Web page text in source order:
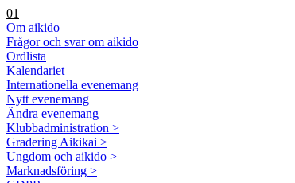
01
Om aikido
Frågor och svar om aikido
Ordlista
Kalendariet
Internationella evenemang
Nytt evenemang
Ändra evenemang
Klubbadministration >
Gradering Aikikai >
Ungdom och aikido >
Marknadsföring >